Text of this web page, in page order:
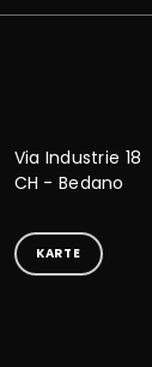
Via Industrie 18
CH - Bedano
KARTE